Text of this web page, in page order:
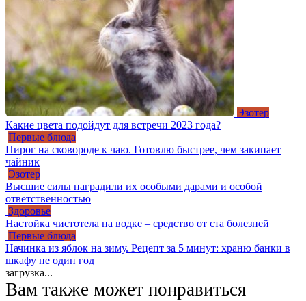
Эзотер
Какие цвета подойдут для встречи 2023 года?
Первые блюда
Пирог на сковороде к чаю. Готовлю быстрее, чем закипает
чайник
Эзотер
Высшие силы наградили их особыми дарами и особой
ответственностью
Здоровье
Настойка чистотела на водке – средство от ста болезней
Первые блюда
Начинка из яблок на зиму. Рецепт за 5 минут: храню банки в
шкафу не один год
загрузка...
Вам также может понравиться